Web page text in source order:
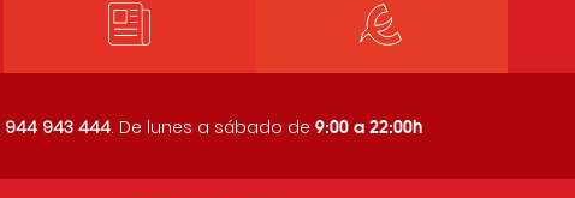
944 943 444. De lunes a sábado de 9:00 a 22:00h